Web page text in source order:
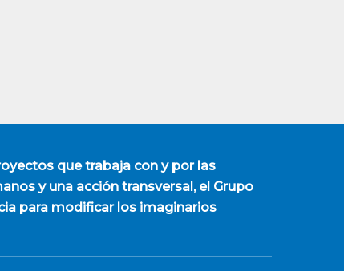
que trabaja con y por las
y una acción transversal, el Grupo
para modificar los imaginarios